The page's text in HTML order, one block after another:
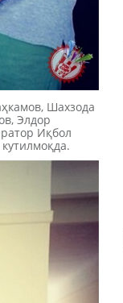
Шахзода
Элдор
Иқбол